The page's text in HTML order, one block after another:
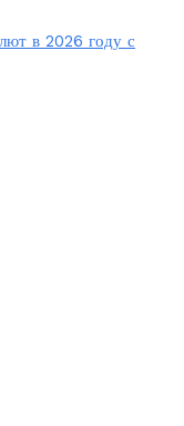
в 2026 году с